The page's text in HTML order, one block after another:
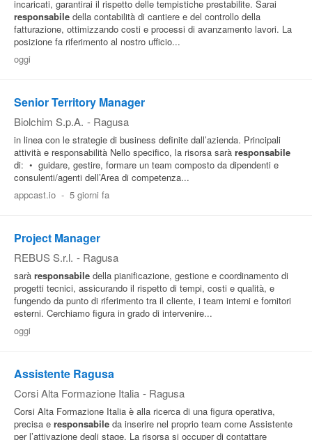
incaricati, garantirai il rispetto delle tempistiche prestabilite. Sarai
responsabile della contabilità di cantiere e del controllo della
fatturazione, ottimizzando costi e processi di avanzamento lavori. La
posizione fa riferimento al nostro ufficio...
oggi
Senior Territory Manager
Biolchim S.p.A. - Ragusa
in linea con le strategie di business definite dall’azienda. Principali
attività e responsabilità Nello specifico, la risorsa sarà responsabile
di: • guidare, gestire, formare un team composto da dipendenti e
consulenti/agenti dell’Area di competenza...
appcast.io - 5 giorni fa
Project Manager
REBUS S.r.l. - Ragusa
sarà responsabile della pianificazione, gestione e coordinamento di
progetti tecnici, assicurando il rispetto di tempi, costi e qualità, e
fungendo da punto di riferimento tra il cliente, i team interni e fornitori
esterni. Cerchiamo figura in grado di intervenire...
oggi
Assistente Ragusa
Corsi Alta Formazione Italia - Ragusa
Corsi Alta Formazione Italia è alla ricerca di una figura operativa,
precisa e responsabile da inserire nel proprio team come Assistente
per l’attivazione degli stage. La risorsa si occuper di contattare